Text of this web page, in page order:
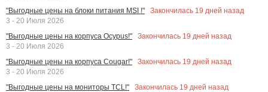
"Выгодные цены на блоки питания MSI !"
Закончилась 19 дней назад
3 - 20 Июля 2026
"Выгодные цены на корпуса Ocypus!"
Закончилась 19 дней назад
3 - 20 Июля 2026
"Выгодные цены на корпуса Cougar!"
Закончилась 19 дней назад
3 - 20 Июля 2026
"Выгодные цены на мониторы TCL!"
Закончилась 19 дней назад